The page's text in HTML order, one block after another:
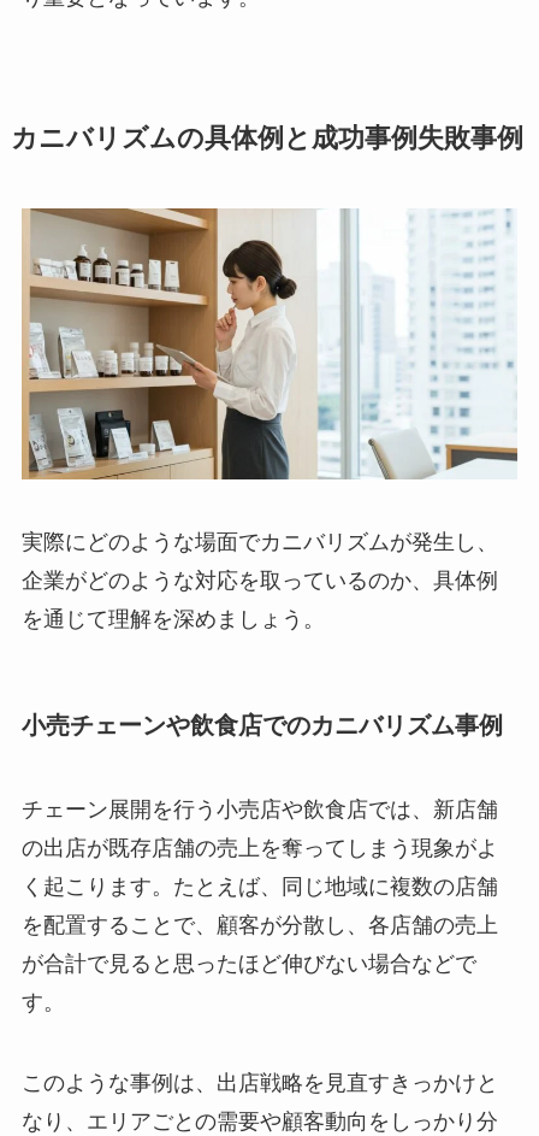
カニバリズムの具体例と成功事例失敗事例
実際にどのような場面でカニバリズムが発生し、
企業がどのような対応を取っているのか、具体例
を通じて理解を深めましょう。
小売チェーンや飲食店でのカニバリズム事例
チェーン展開を行う小売店や飲食店では、新店舗
の出店が既存店舗の売上を奪ってしまう現象がよ
く起こります。たとえば、同じ地域に複数の店舗
を配置することで、顧客が分散し、各店舗の売上
が合計で見ると思ったほど伸びない場合などで
す。
このような事例は、出店戦略を見直すきっかけと
なり、エリアごとの需要や顧客動向をしっかり分